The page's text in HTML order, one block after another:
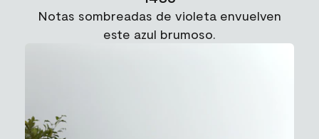
Notas sombreadas de violeta envuelven
este azul brumoso.